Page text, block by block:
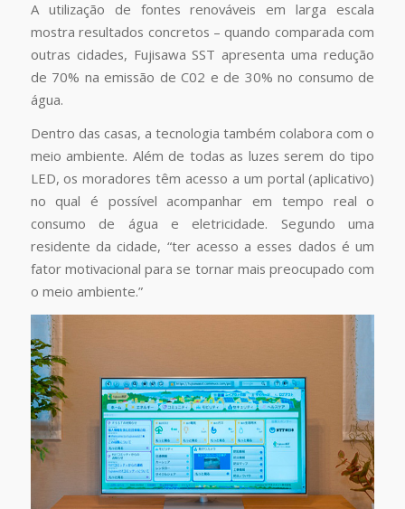
A utilização de fontes renováveis em larga escala
mostra resultados concretos – quando comparada com
outras cidades, Fujisawa SST apresenta uma redução
de 70% na emissão de C02 e de 30% no consumo de
água.
Dentro das casas, a tecnologia também colabora com o
meio ambiente. Além de todas as luzes serem do tipo
LED, os moradores têm acesso a um portal (aplicativo)
no qual é possível acompanhar em tempo real o
consumo de água e eletricidade. Segundo uma
residente da cidade, “ter acesso a esses dados é um
fator motivacional para se tornar mais preocupado com
o meio ambiente.”